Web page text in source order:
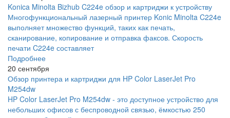
Konica Minolta Bizhub C224e обзор и картриджи к устройству
Многофункциональный лазерный принтер Konic Minolta C224e
выполняет множество функций, таких как печать,
сканирование, копирование и отправка факсов. Скорость
печати C224e составляет
Подробнее
20 сентября
Обзор принтера и картриджи для HP Color LaserJet Pro
M254dw
HP Color LaserJet Pro M254dw - это доступное устройство для
небольших офисов с беспроводной связью, ёмкостью 250